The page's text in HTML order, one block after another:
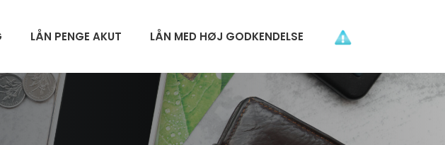
LÅN PENGE AKUT LÅN MED HØJ GODKENDELSE